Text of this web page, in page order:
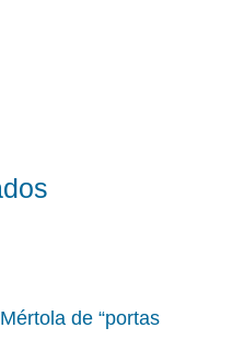
de “portas